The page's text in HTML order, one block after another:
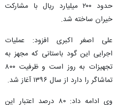
حدود ۲۰۰ میلیارد ریال با مشارکت
خیران ساخته شد.
علی اصغر اکبری افزود: عملیات
اجرایی این گود باستانی که مجهز به
تجهیزات به روز است و ظرفیت ۸۰۰
تماشاگر را دارد از سال ۱۳۹۶ آغاز شد.
وی ادامه داد: ۸۰ درصد اعتبار این